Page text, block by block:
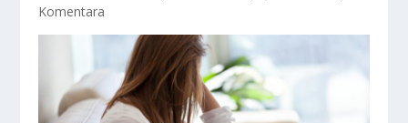
Komentara